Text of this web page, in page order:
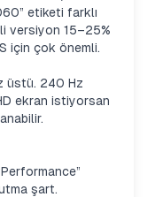
etiketi farklı
versiyon 15–25%
için çok önemli.
üstü. 240 Hz
ekran istiyorsan
şart.